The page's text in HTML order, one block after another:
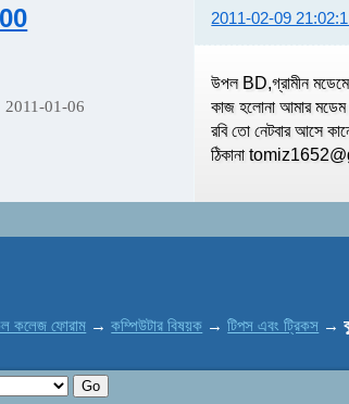
2011-02-09
2011-01-06
উপল BD,গ্রামীন
কাজ হলোনা আমার
রবি তো নেটবার আসে
ঠিকানা
কলেজ ফোরাম →কম্পিউটার বিষয়ক →টিপস এবং ট্রিকস →